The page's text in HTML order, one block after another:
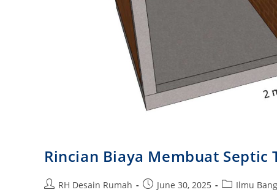
Rincian Biaya Membuat Septic
PostRH Desain Rumah
PostJune 30, 2025
PostIlmu